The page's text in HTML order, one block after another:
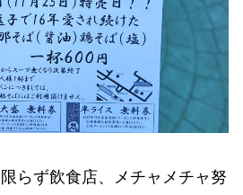
らず飲食店、メチャメチャ努